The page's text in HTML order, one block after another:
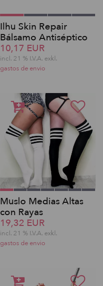
Ilhu Skin Repair
Bálsamo Antiséptico
10,17 EUR
incl. 21 % I.V.A. exkl.
gastos de envio
Muslo Medias Altas
con Rayas
19,32 EUR
incl. 21 % I.V.A. exkl.
gastos de envio